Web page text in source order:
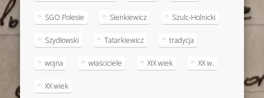
SGO Polesie Sienkiewicz Szulc-Holnicki
Szydłowski Tatarkiewicz tradycja
wojna właściciele XIX wiek XX w.
XX wiek